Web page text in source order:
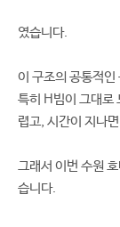
였습니다.
이 구조의 공통적인
특히 H빔이 그대로
렵고, 시간이 지나
그래서 이번 수원
습니다.